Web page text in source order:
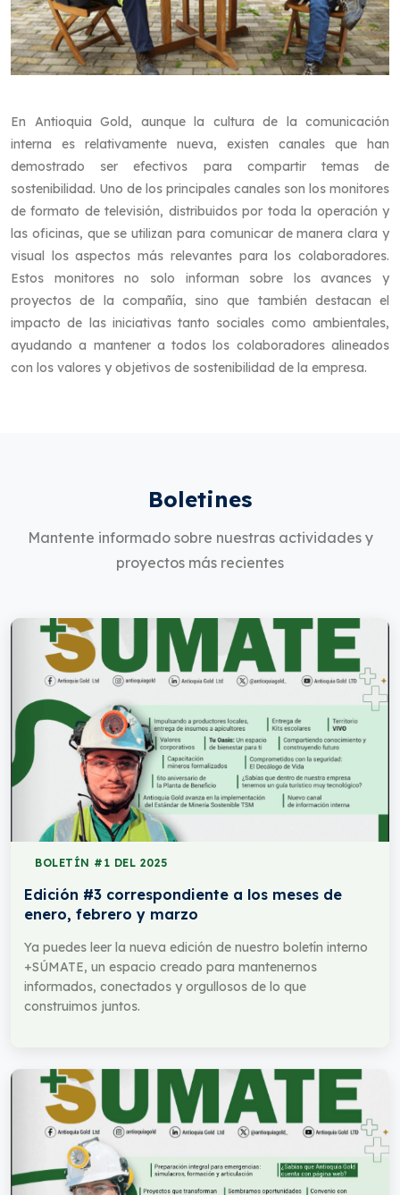
En Antioquia Gold, aunque la cultura de la comunicación
interna es relativamente nueva, existen canales que han
demostrado ser efectivos para compartir temas de
sostenibilidad. Uno de los principales canales son los monitores
de formato de televisión, distribuidos por toda la operación y
las oficinas, que se utilizan para comunicar de manera clara y
visual los aspectos más relevantes para los colaboradores.
Estos monitores no solo informan sobre los avances y
proyectos de la compañía, sino que también destacan el
impacto de las iniciativas tanto sociales como ambientales,
ayudando a mantener a todos los colaboradores alineados
con los valores y objetivos de sostenibilidad de la empresa.
Boletines
Mantente informado sobre nuestras actividades y
proyectos más recientes
BOLETÍN #1 DEL 2025
Edición #3 correspondiente a los meses de
enero, febrero y marzo
Ya puedes leer la nueva edición de nuestro boletín interno
+SÚMATE, un espacio creado para mantenernos
informados, conectados y orgullosos de lo que
construimos juntos.